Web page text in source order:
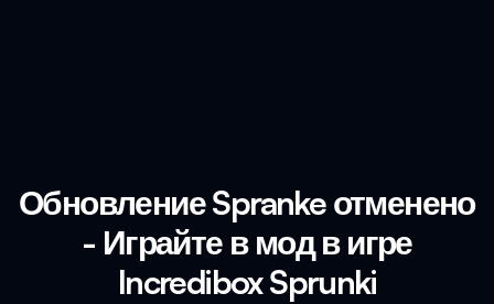
Обновление Spranke отменено
- Играйте в мод в игре
Incredibox Sprunki